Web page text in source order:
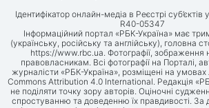
Ідентифікатор онлайн-медіа в Реєстрі
R40-05347
Інформаційний портал «РБК-Україна» має
(українську, російську та англійську), головна
https://www.rbc.ua. Фотографії, зображення
правовласникам. Всі фотографії на Порталі,
журналісти «РБК-Україна», розміщені на умовах
Commons Attribution 4.0 International. Редакція
не поділяти точку зору авторів. Оціночні
спростуванню та доведенню їх правдивості. За